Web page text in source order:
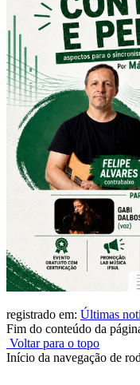
registrado em: Últimas
Fim do conteúdo da
Voltar para o topo
Início da navegação de